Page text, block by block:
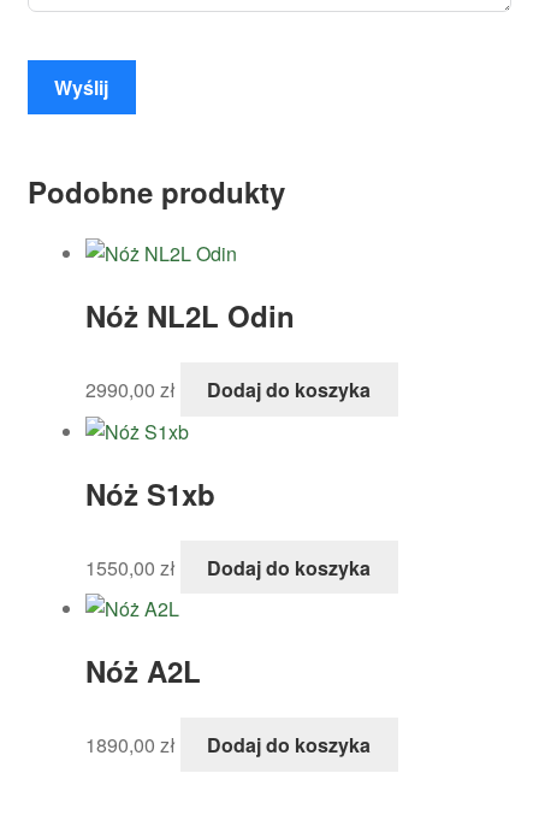
Wyślij
Podobne produkty
Nóż NL2L Odin
2990,00 zł Dodaj do koszyka
Nóż S1xb
1550,00 zł Dodaj do koszyka
Nóż A2L
1890,00 zł Dodaj do koszyka